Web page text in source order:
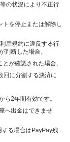
の状況により不正行
を停止または解除し
用規約に違反する行
判断した場合。
が確認された場合。
回に分割する決済に
ら2年間有効です。
へ出金はできませ
する場合はPayPay残